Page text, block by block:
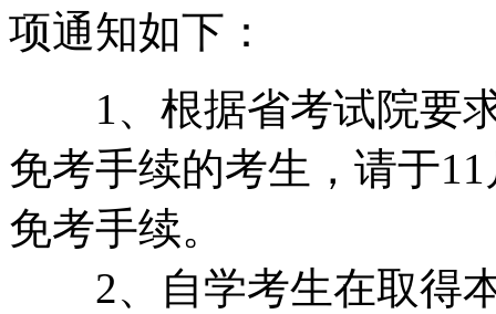
项通知如下：
1、根据省考试院要求
免考手续的考生，请于
免考手续。
2、自学考生在取得本